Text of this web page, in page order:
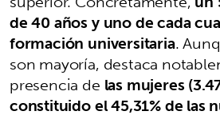
de 40 años y uno de cada
formación universitaria.
son mayoría, destaca
presencia de las mujeres
constituido el 45,31% de las